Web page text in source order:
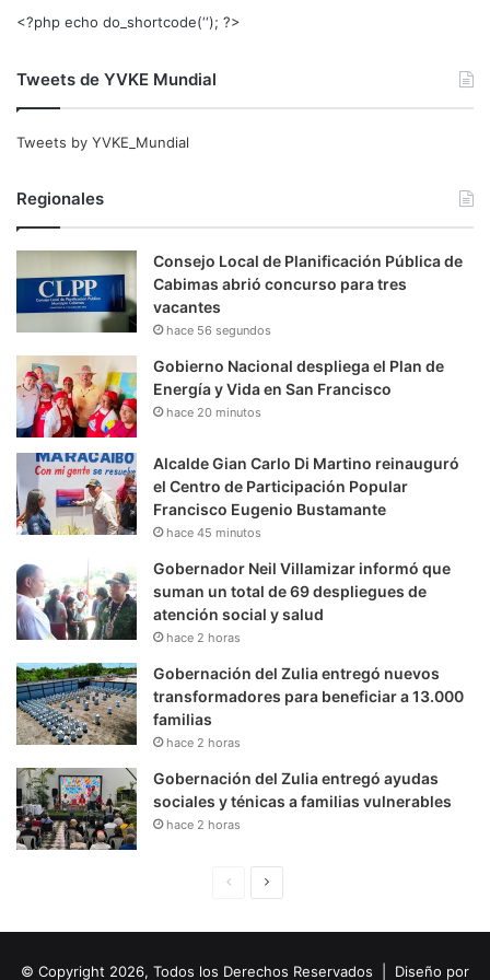
<?php echo do_shortcode(‘‘); ?>
Tweets de YVKE Mundial
Tweets by YVKE_Mundial
Regionales
Consejo Local de Planificación Pública de
Cabimas abrió concurso para tres
vacantes
hace 56 segundos
Gobierno Nacional despliega el Plan de
Energía y Vida en San Francisco
hace 20 minutos
Alcalde Gian Carlo Di Martino reinauguró
el Centro de Participación Popular
Francisco Eugenio Bustamante
hace 45 minutos
Gobernador Neil Villamizar informó que
suman un total de 69 despliegues de
atención social y salud
hace 2 horas
Gobernación del Zulia entregó nuevos
transformadores para beneficiar a 13.000
familias
hace 2 horas
Gobernación del Zulia entregó ayudas
sociales y ténicas a familias vulnerables
hace 2 horas
i
u
© Copyright 2026, Todos los Derechos Reservados | Diseño por